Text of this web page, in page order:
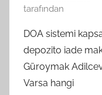
tarafından
DOA sistemi
depozito iade
Güroymak
Varsa hangi